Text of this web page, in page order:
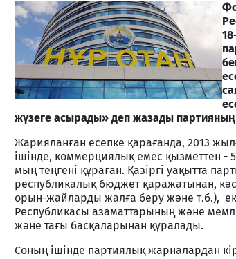
жүзеге асырады» деп жазады
Жарияланған есепке қарағанда, 2013
ішінде, коммерциялық емес қызметтен -
мың теңгені құраған. Қазіргі уақытта
республикалық бюджет қаражатынан,
орын-жайларды жалға беру және т.б.),
Республикасы азаматтарының және
және тағы басқаларынан құралады.
Соның ішінде партиялық жарналардан